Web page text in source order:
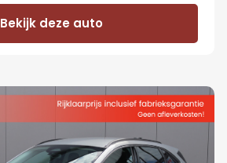
Bekijk deze auto